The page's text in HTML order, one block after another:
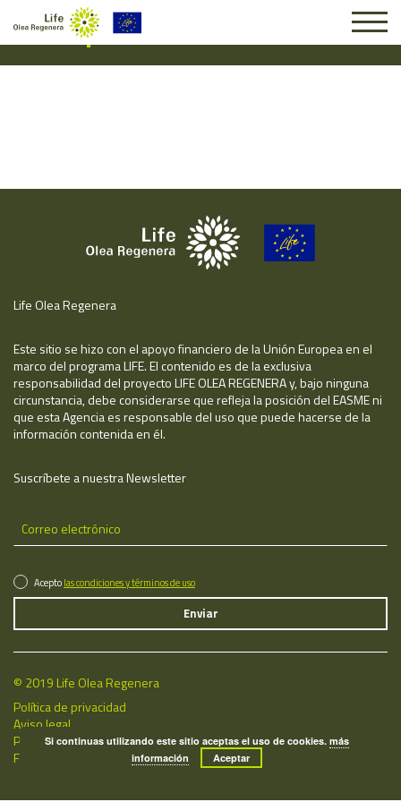
Suscripción #16238
Life Olea Regenera
Este sitio se hizo con el apoyo financiero de la Unión Europea en el
marco del programa LIFE. El contenido es de la exclusiva
responsabilidad del proyecto LIFE OLEA REGENERA y, bajo ninguna
circunstancia, debe considerarse que refleja la posición del EASME ni
que esta Agencia es responsable del uso que puede hacerse de la
información contenida en él.
Suscríbete a nuestra Newsletter
Aceptolas condiciones y términos de uso
© 2019 Life Olea Regenera
Política de privacidad
Aviso legal
Política de cookies
Fecha de última actualización: 07/08/2026
Si continuas utilizando este sitio aceptas el uso de cookies.más
información
Aceptar